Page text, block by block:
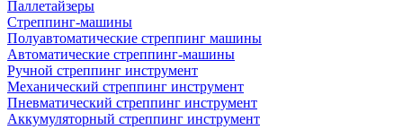
Паллетайзеры
Стреппинг-машины
Полуавтоматические стреппинг машины
Автоматические стреппинг-машины
Ручной стреппинг инструмент
Механический стреппинг инструмент
Пневматический стреппинг инструмент
Аккумуляторный стреппинг инструмент